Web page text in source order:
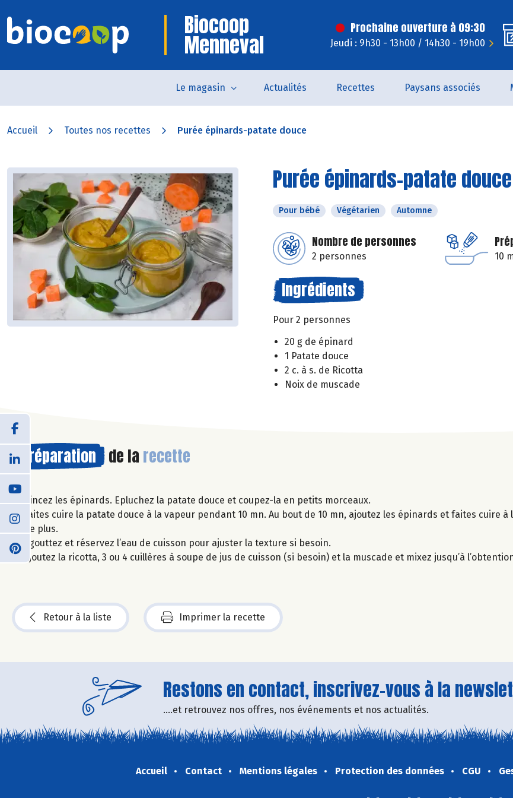
Biocoop
Menneval
Prochaine ouverture à 09:30
Jeudi : 9h30 - 13h00 / 14h30 - 19h00
Le magasin Actualités Recettes Paysans associés
Accueil Toutes nos recettes Purée épinards-patate douce
Purée épinards-patate douce
Pour bébé Végétarien Automne
Nombre de personnes
2 personnes 10
Ingrédients
Pour 2 personnes
20 g de épinard
1 Patate douce
2 c. à s. de Ricotta
Noix de muscade
Préparation de la recette
Rincez les épinards. Epluchez la patate douce et coupez-la en petits morceaux.
Faites cuire la patate douce à la vapeur pendant 10 mn. Au bout de 10 mn, ajoutez les épinards et faites cuire
de plus.
Egouttez et réservez l’eau de cuisson pour ajuster la texture si besoin.
Ajoutez la ricotta, 3 ou 4 cuillères à soupe de jus de cuisson (si besoin) et la muscade et mixez jusqu’à
Retour à la liste Imprimer la recette
Restons en contact, inscrivez-vous à la
....et retrouvez nos offres, nos événements et nos actualités.
Accueil Contact Mentions légales Protection des données CGU